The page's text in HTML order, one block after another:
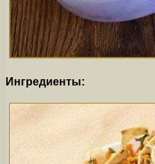
Ингредиенты: